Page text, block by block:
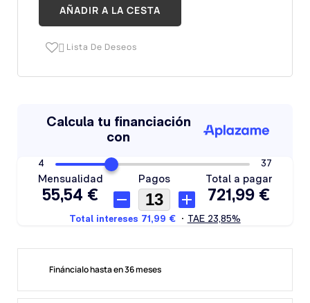
AÑADIR A LA CESTA
 Lista De Deseos
Fináncialo hasta en 36 meses